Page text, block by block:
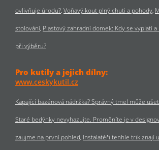
ovlivňuje úrodu? Voňavý kout plný chuti a pohody
stolování Plastový zahradní domek: Kdy se vyplatí
při výběru?
Pro kutily a jejich dílny:
www.ceskykutil.cz
Kapající bazénová nádržka? Správný tmel může
Staré bedýnky nevyhazujte. Proměníte je v
zaujme na první pohled Instalatéři tenhle trik znají